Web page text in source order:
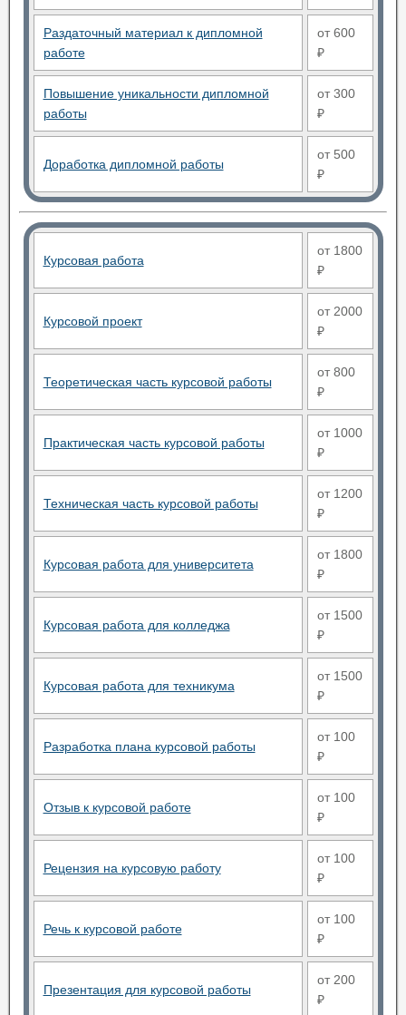
Раздаточный материал к дипломной
работе
от 600
₽
Повышение уникальности дипломной
работы
от 300
₽
Доработка дипломной работы
от 500
₽
Курсовая работа
от 1800
₽
Курсовой проект
от 2000
₽
Теоретическая часть курсовой работы
от 800
₽
Практическая часть курсовой работы
от 1000
₽
Техническая часть курсовой работы
от 1200
₽
Курсовая работа для университета
от 1800
₽
Курсовая работа для колледжа
от 1500
₽
Курсовая работа для техникума
от 1500
₽
Разработка плана курсовой работы
от 100
₽
Отзыв к курсовой работе
от 100
₽
Рецензия на курсовую работу
от 100
₽
Речь к курсовой работе
от 100
₽
Презентация для курсовой работы
от 200
₽